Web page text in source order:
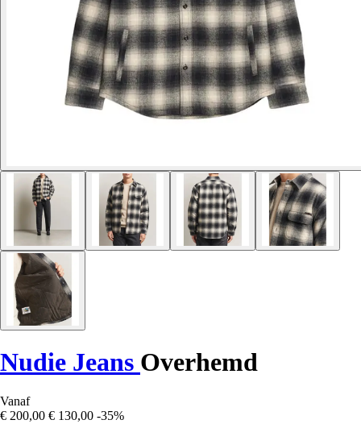
Nudie Jeans Overhemd
Vanaf
€ 200,00 € 130,00 -35%